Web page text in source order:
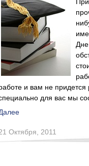
и вам не придется
для вас мы
Октября, 2011